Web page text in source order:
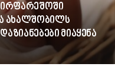
ახალშობილს
მიაყენა